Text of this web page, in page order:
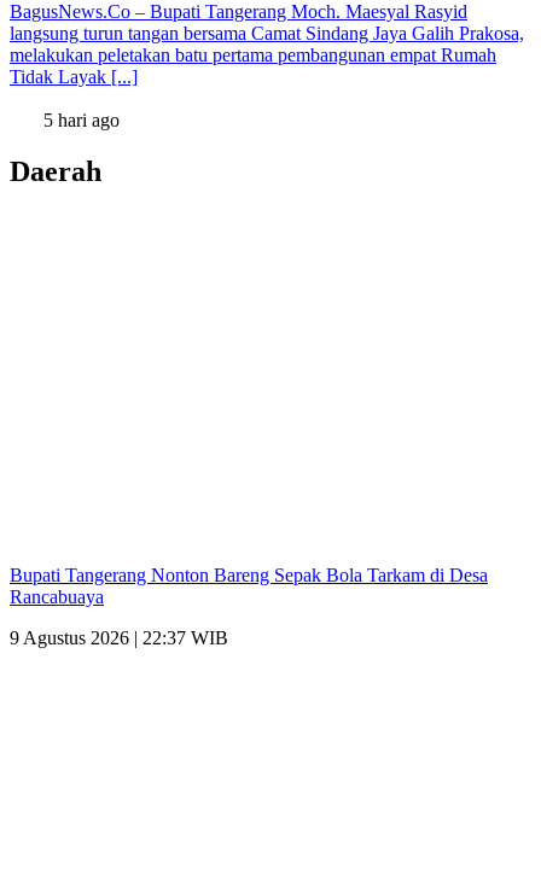
BagusNews.Co – Bupati Tangerang Moch. Maesyal Rasyid
langsung turun tangan bersama Camat Sindang Jaya Galih Prakosa,
melakukan peletakan batu pertama pembangunan empat Rumah
Tidak Layak [...]
5 hari ago
Daerah
Bupati Tangerang Nonton Bareng Sepak Bola Tarkam di Desa
Rancabuaya
9 Agustus 2026 | 22:37 WIB